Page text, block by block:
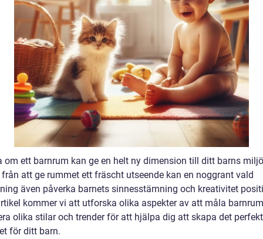
om ett barnrum kan ge en helt ny dimension till ditt barns
att ge rummet ett fräscht utseende kan en noggrant vald
även påverka barnets sinnesstämning och kreativitet
kommer vi att utforska olika aspekter av att måla
olika stilar och trender för att hjälpa dig att skapa det
för ditt barn.